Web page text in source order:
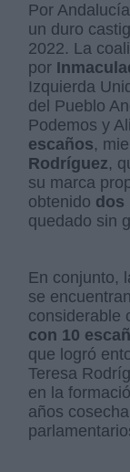
Por
un duro
2022. La
por
Izquierda
del Pueblo
Podemos y
escaños,
Rodríguez,
su marca
obtenido dos
quedado sin
En conjunto,
se
considerable
con 10
que logró
Teresa
en la
años